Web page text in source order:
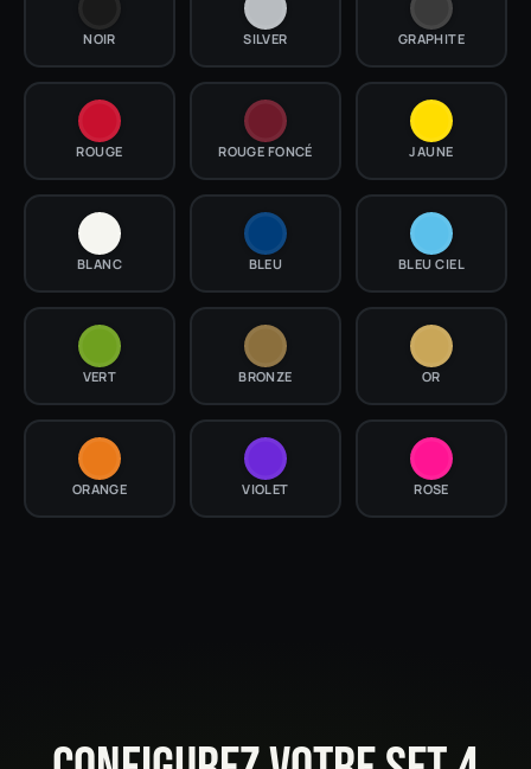
NOIR SILVER GRAPHITE
ROUGE ROUGE FONCÉ JAUNE
BLANC BLEU BLEU CIEL
VERT BRONZE OR
ORANGE VIOLET ROSE